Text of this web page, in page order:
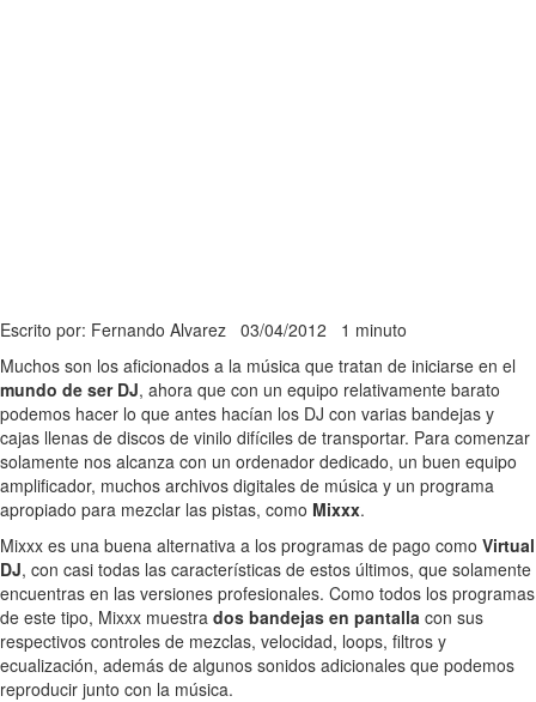
Escrito por: Fernando Alvarez 03/04/2012 1 minuto
Muchos son los aficionados a la música que tratan de iniciarse en el
mundo de ser DJ, ahora que con un equipo relativamente barato
podemos hacer lo que antes hacían los DJ con varias bandejas y
cajas llenas de discos de vinilo difíciles de transportar. Para comenzar
solamente nos alcanza con un ordenador dedicado, un buen equipo
amplificador, muchos archivos digitales de música y un programa
apropiado para mezclar las pistas, como Mixxx.
Mixxx es una buena alternativa a los programas de pago como Virtual
DJ, con casi todas las características de estos últimos, que solamente
encuentras en las versiones profesionales. Como todos los programas
de este tipo, Mixxx muestra dos bandejas en pantalla con sus
respectivos controles de mezclas, velocidad, loops, filtros y
ecualización, además de algunos sonidos adicionales que podemos
reproducir junto con la música.